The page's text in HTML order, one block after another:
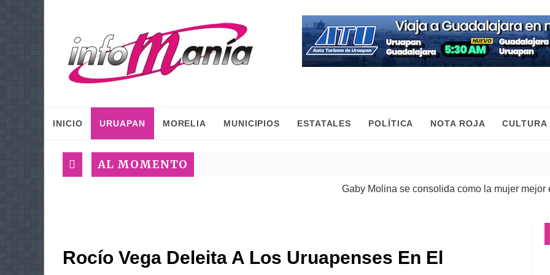
INICIO URUAPAN MORELIA MUNICIPIOS ESTATALES POLÍTICA NOTA ROJA CULTURA
AL MOMENTO
Gaby Molina se consolida como la mujer mejor
Rocío Vega Deleita A Los Uruapenses En El